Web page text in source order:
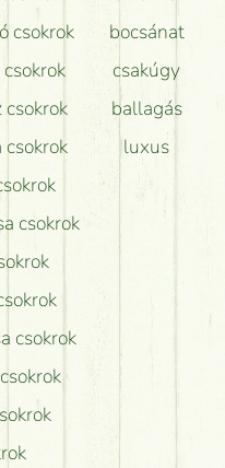
csokrok
csokrok
csokrok
bocsánat
csakúgy
ballagás
luxus